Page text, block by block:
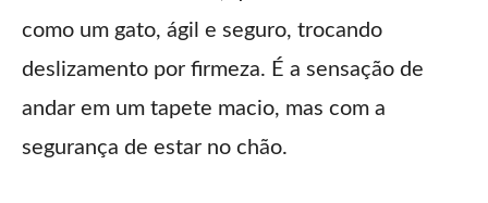
como um gato, ágil e seguro, trocando
deslizamento por firmeza. É a sensação de
andar em um tapete macio, mas com a
segurança de estar no chão.